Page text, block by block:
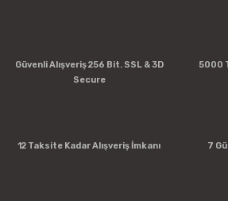
Güvenli Alışveriş 256 Bit. SSL & 3D
Secure
5000
12 Taksite Kadar Alışveriş İmkanı 7